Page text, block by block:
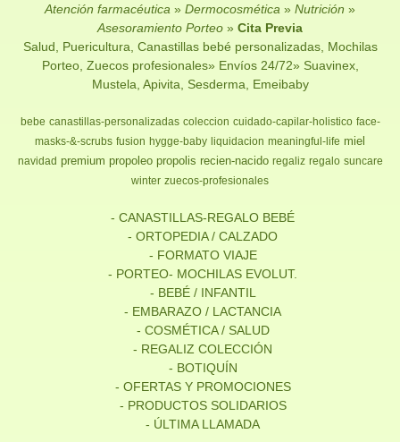
Atención farmacéutica » Dermocosmética » Nutrición »
Asesoramiento Porteo » Cita Previa
Salud, Puericultura, Canastillas bebé personalizadas, Mochilas
Porteo, Zuecos profesionales» Envíos 24/72» Suavinex,
Mustela, Apivita, Sesderma, Emeibaby
bebe canastillas-personalizadas coleccion cuidado-capilar-holistico face-
masks-&-scrubs fusion hygge-baby liquidacion meaningful-life miel
navidad premium propoleo propolis recien-nacido regaliz regalo suncare
winter zuecos-profesionales
- CANASTILLAS-REGALO BEBÉ
- ORTOPEDIA / CALZADO
- FORMATO VIAJE
- PORTEO- MOCHILAS EVOLUT.
- BEBÉ / INFANTIL
- EMBARAZO / LACTANCIA
- COSMÉTICA / SALUD
- REGALIZ COLECCIÓN
- BOTIQUÍN
- OFERTAS Y PROMOCIONES
- PRODUCTOS SOLIDARIOS
- ÚLTIMA LLAMADA